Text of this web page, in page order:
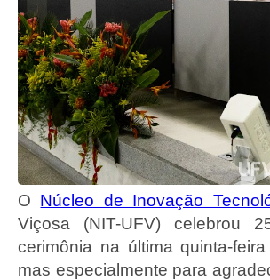
O Núcleo de Inovação
Viçosa (NIT-UFV) celebrou
cerimônia na última quinta-
mas especialmente para